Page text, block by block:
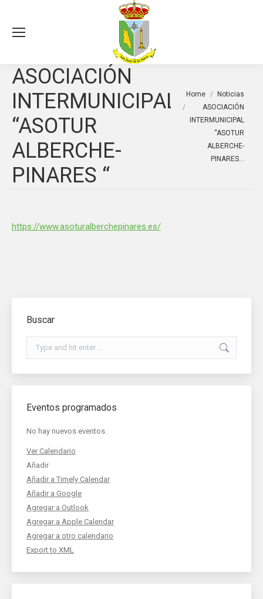
ASOCIACIÓN
INTERMUNICIPAL
“ASOTUR
ALBERCHE-
PINARES “
You are here:
Home
Noticias
ASOCIACIÓN
INTERMUNICIPAL
“ASOTUR
ALBERCHE-
PINARES…
https://www.asoturalberchepinares.es/
Buscar
Search:
Eventos programados
No hay nuevos eventos.
Ver Calendario
Añadir
Añadir a Timely Calendar
Añadir a Google
Agregar a Outlook
Agregar a Apple Calendar
Agregar a otro calendario
Export to XML